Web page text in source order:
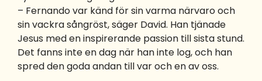
– Fernando var känd för sin varma närvaro och
sin vackra sångröst, säger David. Han tjänade
Jesus med en inspirerande passion till sista stund.
Det fanns inte en dag när han inte log, och han
spred den goda andan till var och en av oss.